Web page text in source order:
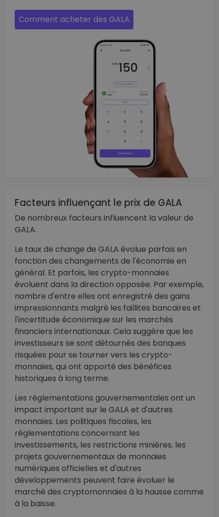
Comment acheter des GALA
Facteurs influençant le prix de GALA
De nombreux facteurs influencent la valeur de
GALA.
Le taux de change de GALA évolue parfois en
fonction des changements de l'économie en
général. Et parfois, les crypto-monnaies
évoluent dans la direction opposée. Par exemple,
nombre d'entre elles ont enregistré des gains
impressionnants malgré les faillites bancaires et
l'incertitude économique sur les marchés
financiers internationaux. Cela suggère que les
investisseurs se sont détournés des banques
risquées pour se tourner vers les crypto-
monnaies, qui ont apporté des bénéfices
historiques à long terme.
Les réglementations gouvernementales ont un
impact important sur le GALA et d'autres
monnaies. Les politiques fiscales, les
réglementations concernant les
investissements, les restrictions minières, les
projets gouvernementaux de monnaies
numériques officielles et d'autres
développements peuvent faire évoluer le
marché des cryptomonnaies à la hausse comme
à la baisse.